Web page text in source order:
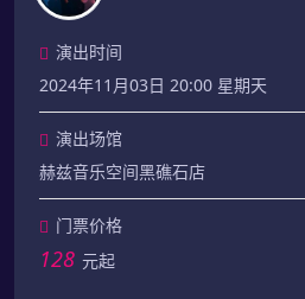
演出时间
2024年11月03日 20:00 星期天
演出场馆
赫兹音乐空间黑礁石店
门票价格
128 元起